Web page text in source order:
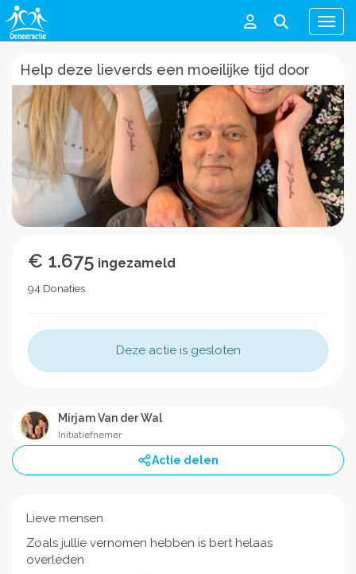
Menu
Help deze lieverds een moeilijke tijd door
€ 1.675 ingezameld
94 Donaties
Deze actie is gesloten
Mirjam Van der Wal
Initiatiefnemer
Actie delen
Lieve mensen
Zoals jullie vernomen hebben is bert helaas
overleden